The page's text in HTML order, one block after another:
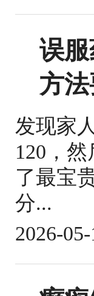
误
方
发现家
120，
了最宝
分...
2026-